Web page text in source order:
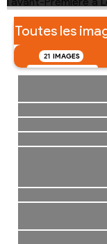
Toutes les
21 IMAGES